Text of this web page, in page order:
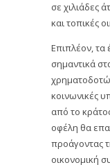
σε χιλιάδες
και τοπικές
Επιπλέον,
σημαντικά
κοινωνικές
από το
οφέλη θα
προάγοντας
οικονομική